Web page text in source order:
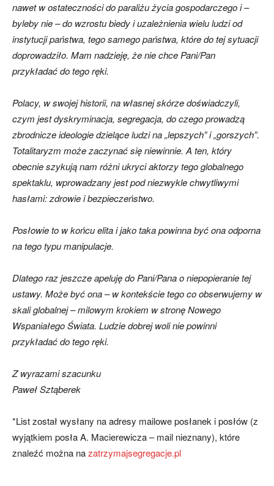
nawet w ostateczności do paraliżu życia gospodarczego i –
byleby nie – do wzrostu biedy i uzależnienia wielu ludzi od
instytucji państwa, tego samego państwa, które do tej sytuacji
doprowadziło. Mam nadzieję, że nie chce Pani/Pan
przykładać do tego ręki.
Polacy, w swojej historii, na własnej skórze doświadczyli,
czym jest dyskryminacja, segregacja, do czego prowadzą
zbrodnicze ideologie dzielące ludzi na „lepszych” i „gorszych”.
Totalitaryzm może zaczynać się niewinnie. A ten, który
obecnie szykują nam różni ukryci aktorzy tego globalnego
spektaklu, wprowadzany jest pod niezwykle chwytliwymi
hasłami: zdrowie i bezpieczeństwo.
Posłowie to w końcu elita i jako taka powinna być ona odporna
na tego typu manipulacje.
Dlatego raz jeszcze apeluję do Pani/Pana o niepopieranie tej
ustawy. Może być ona – w kontekście tego co obserwujemy w
skali globalnej – milowym krokiem w stronę Nowego
Wspaniałego Świata. Ludzie dobrej woli nie powinni
przykładać do tego ręki.
Z wyrazami szacunku
Paweł Sztąberek
*List został wysłany na adresy mailowe posłanek i posłów (z
wyjątkiem posła A. Macierewicza – mail nieznany), które
znaleźć można nazatrzymajsegregacje.pl